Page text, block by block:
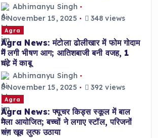
Abhimanyu Singh
November 15, 2025
348 views
Agra
Agra News: मंटोला ढोलीखार में फोम गोदाम
में लगी भीषण आग; आतिशबाजी बनी वजह, 1
घंटे में काबू
Abhimanyu Singh
November 15, 2025
392 views
Agra
Agra News: फ्यूचर किड्स स्कूल में बाल
मेला आयोजित; बच्चों ने लगाए स्टॉल, परिजनों
संग खूब लुत्फ उठाया